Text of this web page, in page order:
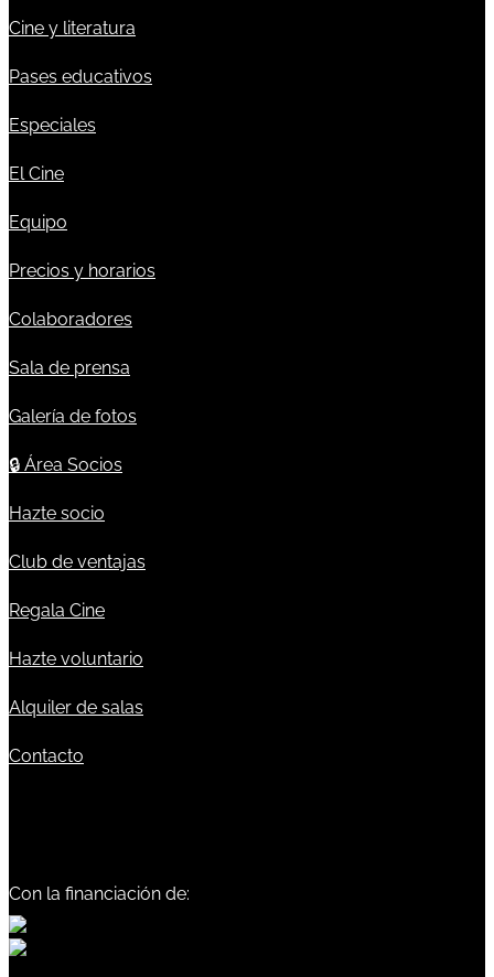
Cine y literatura
Pases educativos
Especiales
El Cine
Equipo
Precios y horarios
Colaboradores
Sala de prensa
Galería de fotos
🔒 Área Socios
Hazte socio
Club de ventajas
Regala Cine
Hazte voluntario
Alquiler de salas
Contacto
Con la financiación de: